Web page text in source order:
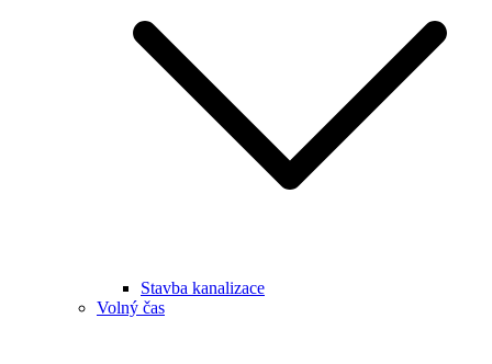
Stavba kanalizace
Volný čas